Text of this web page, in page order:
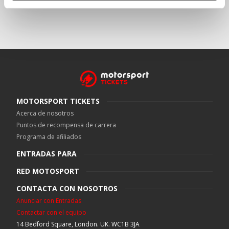
MOTORSPORT TICKETS
Acerca de nosotros
Puntos de recompensa de carrera
Programa de afiliados
ENTRADAS PARA
RED MOTOSPORT
CONTACTA CON NOSOTROS
Anunciar con Entradas
Contactar con el equipo
14 Bedford Square, London. UK. WC1B 3JA